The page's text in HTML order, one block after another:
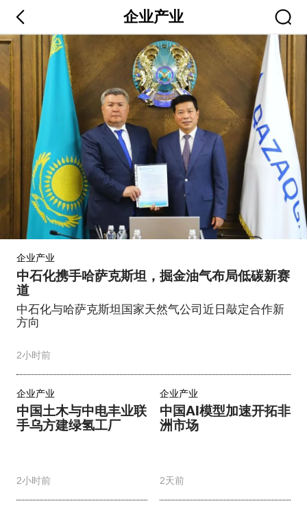
企业产业
企业产业
中石化携手哈萨克斯坦，掘金油气布局低碳新赛
道
中石化与哈萨克斯坦国家天然气公司近日敲定合作新
方向
2小时前
企业产业
中国土木与中电丰业联
手乌方建绿氢工厂
2小时前
企业产业
中国AI模型加速开拓非
洲市场
2天前